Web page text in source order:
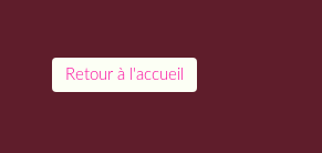
Retour à l'accueil